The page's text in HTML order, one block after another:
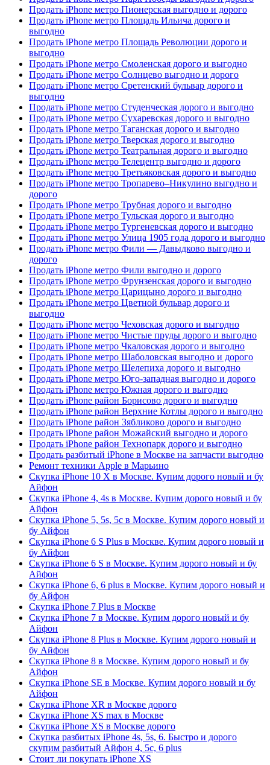
Продать iPhone метро Пионерская выгодно и дорого
Продать iPhone метро Площадь Ильича дорого и
выгодно
Продать iPhone метро Площадь Революции дорого и
выгодно
Продать iPhone метро Смоленская дорого и выгодно
Продать iPhone метро Солнцево выгодно и дорого
Продать iPhone метро Сретенский бульвар дорого и
выгодно
Продать iPhone метро Студенческая дорого и выгодно
Продать iPhone метро Сухаревская дорого и выгодно
Продать iPhone метро Таганская дорого и выгодно
Продать iPhone метро Тверская дорого и выгодно
Продать iPhone метро Театральная дорого и выгодно
Продать iPhone метро Телецентр выгодно и дорого
Продать iPhone метро Третьяковская дорого и выгодно
Продать iPhone метро Тропарево–Никулино выгодно и
дорого
Продать iPhone метро Трубная дорого и выгодно
Продать iPhone метро Тульская дорого и выгодно
Продать iPhone метро Тургеневская дорого и выгодно
Продать iPhone метро Улица 1905 года дорого и выгодно
Продать iPhone метро Фили — Давыдково выгодно и
дорого
Продать iPhone метро Фили выгодно и дорого
Продать iPhone метро Фрунзенская дорого и выгодно
Продать iPhone метро Царицыно дорого и выгодно
Продать iPhone метро Цветной бульвар дорого и
выгодно
Продать iPhone метро Чеховская дорого и выгодно
Продать iPhone метро Чистые пруды дорого и выгодно
Продать iPhone метро Чкаловская дорого и выгодно
Продать iPhone метро Шаболовская выгодно и дорого
Продать iPhone метро Шелепиха дорого и выгодно
Продать iPhone метро Юго-западная выгодно и дорого
Продать iPhone метро Южная дорого и выгодно
Продать iPhone район Борисово дорого и выгодно
Продать iPhone район Верхние Котлы дорого и выгодно
Продать iPhone район Зябликово дорого и выгодно
Продать iPhone район Можайский выгодно и дорого
Продать iPhone район Технопарк дорого и выгодно
Продать разбитый iPhone в Москве на запчасти выгодно
Ремонт техники Apple в Марьино
Скупка iPhone 10 X в Москве. Купим дорого новый и бу
Айфон
Скупка iPhone 4, 4s в Москве. Купим дорого новый и бу
Айфон
Скупка iPhone 5, 5s, 5c в Москве. Купим дорого новый и
бу Айфон
Скупка iPhone 6 S Plus в Москве. Купим дорого новый и
бу Айфон
Скупка iPhone 6 S в Москве. Купим дорого новый и бу
Айфон
Скупка iPhone 6, 6 plus в Москве. Купим дорого новый и
бу Айфон
Скупка iPhone 7 Plus в Москве
Скупка iPhone 7 в Москве. Купим дорого новый и бу
Айфон
Скупка iPhone 8 Plus в Москве. Купим дорого новый и
бу Айфон
Скупка iPhone 8 в Москве. Купим дорого новый и бу
Айфон
Скупка iPhone SE в Москве. Купим дорого новый и бу
Айфон
Скупка iPhone XR в Москве дорого
Скупка iPhone XS max в Москве
Скупка iPhone XS в Москве дорого
Скупка разбитых iPhone 4s, 5s, 6. Быстро и дорого
скупим разбитый Айфон 4, 5c, 6 plus
Стоит ли покупать iPhone XS